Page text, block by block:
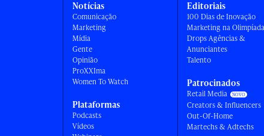
Notícias
Comunicação
Marketing
Mídia
Gente
Opinião
ProXXIma
Women To Watch
Plataformas
Podcasts
Vídeos
Editoriais
100 Dias de Inovação
Marketing na Olimpíada
Drops Agências &
Anunciantes
Talento
Patrocinados
Retail Media
Creators & Influencers
Out-Of-Home
Martechs & Adtechs